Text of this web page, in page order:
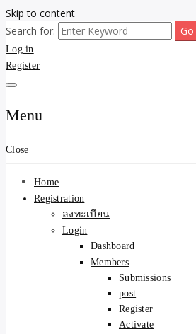
Skip to content
รับจ้างโพสต์ขาย
ของ ติดหน้าแรก
Search ราคาถูก
ความคุ้มค่า "ถูก
จริง" (เหมาะกับ
แม่ค้า) บริการโพ
บอร์ด SEO การั
100% ✨
ขายบ้านไม่ออก ขายสินค้าไม่ได้ บอกเรา! รับ
เว็บบอร์ดSEO ดันติดหน้าแรก Google AI ชัว
ระบบ AI Search & SEO ที่แม่นยำที่สุด
Search for:
Log in
Register
Menu
Close
Home
Registration
ลงทะเบียน
Login
Dashboard
Members
Submissions
post
Register
Activate